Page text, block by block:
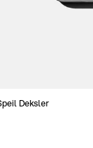
Deksler